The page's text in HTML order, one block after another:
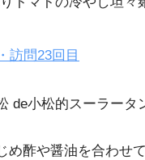
訪問23回目
め酢や醤油を合わせ